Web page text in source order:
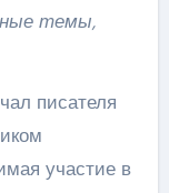
темы,
писателя
участие в